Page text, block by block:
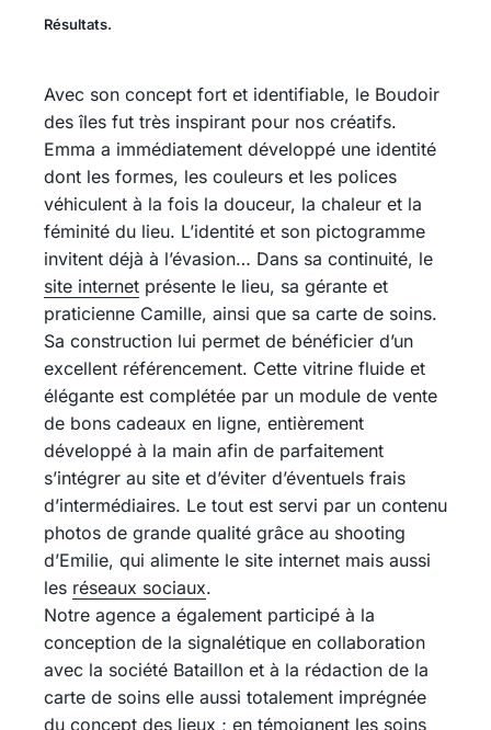
Résultats.
Avec son concept fort et identifiable, le Boudoir
des îles fut très inspirant pour nos créatifs.
Emma a immédiatement développé une identité
dont les formes, les couleurs et les polices
véhiculent à la fois la douceur, la chaleur et la
féminité du lieu. L’identité et son pictogramme
invitent déjà à l’évasion… Dans sa continuité, le
site internet présente le lieu, sa gérante et
praticienne Camille, ainsi que sa carte de soins.
Sa construction lui permet de bénéficier d’un
excellent référencement. Cette vitrine fluide et
élégante est complétée par un module de vente
de bons cadeaux en ligne, entièrement
développé à la main afin de parfaitement
s’intégrer au site et d’éviter d’éventuels frais
d’intermédiaires. Le tout est servi par un contenu
photos de grande qualité grâce au shooting
d’Emilie, qui alimente le site internet mais aussi
les réseaux sociaux.
Notre agence a également participé à la
conception de la signalétique en collaboration
avec la société Bataillon et à la rédaction de la
carte de soins elle aussi totalement imprégnée
du concept des lieux ; en témoignent les soins